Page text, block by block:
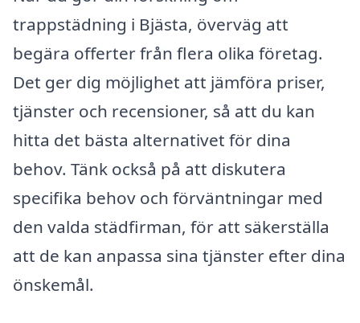
trappstädning i Bjästa, överväg att
begära offerter från flera olika företag.
Det ger dig möjlighet att jämföra priser,
tjänster och recensioner, så att du kan
hitta det bästa alternativet för dina
behov. Tänk också på att diskutera
specifika behov och förväntningar med
den valda städfirman, för att säkerställa
att de kan anpassa sina tjänster efter dina
önskemål.